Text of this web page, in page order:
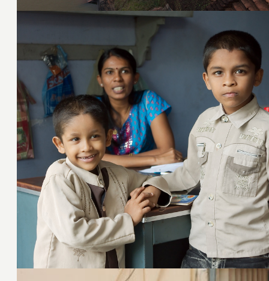
29. Januar 2009